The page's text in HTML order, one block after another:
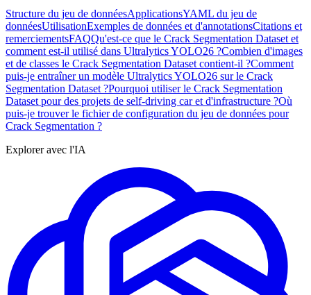
Structure du jeu de donnéesApplicationsYAML du jeu de
donnéesUtilisationExemples de données et d'annotationsCitations et
remerciementsFAQQu'est-ce que le Crack Segmentation Dataset et
comment est-il utilisé dans Ultralytics YOLO26 ?Combien d'images
et de classes le Crack Segmentation Dataset contient-il ?Comment
puis-je entraîner un modèle Ultralytics YOLO26 sur le Crack
Segmentation Dataset ?Pourquoi utiliser le Crack Segmentation
Dataset pour des projets de self-driving car et d'infrastructure ?Où
puis-je trouver le fichier de configuration du jeu de données pour
Crack Segmentation ?
Explorer avec l'IA